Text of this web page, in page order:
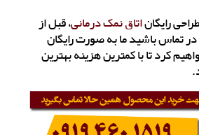
رایگاناتاق نمک درمانی، قبل از
در تماس باشید ما به صورت رایگان
کرد تا با کمترین هزینه بهترین